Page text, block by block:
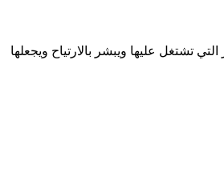
تشتغل عليها ويبشر بالارتياح ويجعلها